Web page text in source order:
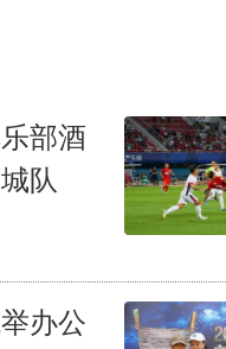
部酒
队
办公